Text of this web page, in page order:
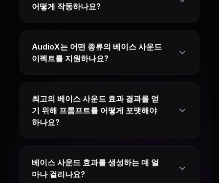
어떻게 작동하나요?
AudioX는 어떤 종류의 베이스 사운드
이펙트를 지원하나요?
최고의 베이스 사운드 효과 결과를 얻
기 위해 프롬프트를 어떻게 포맷해야
하나요?
베이스 사운드 효과를 생성하는 데 얼
마나 걸리나요?